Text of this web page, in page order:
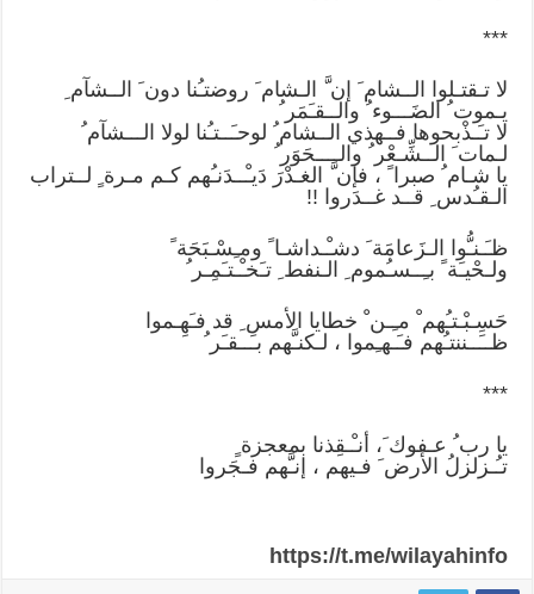
***
لا تـقتـلوا الــشام َ إن َّ الـشام َ روضتـُنا دون َ الــشآم ِ
يـموت ُ الضَـــوء ُ والــقـَمَر ُ
لا تـَـذْبحوها فــهذي الــشام ُ لوحـَــتـُنا لولا الـــشآم ُ
لـمات َ الــشِّـعْر ُ والــــحَوَر ُ
يا شـام ُ صبرا ً ، فإن َّ الغـدْرَ دَيـْــدَنـُهم كـم مـرة ٍ لــتراب
الـقـُدس ِ قــد غــدَروا !!
ظـَـنـُّوا الـزَعامَة َ دشـْـداشـا ً ومـِسْـبَحَة ً
ولـحْيـَة ً بـِــسـُموم ِ الـنفط ِ تـَخـْـتـَمِـر ُ
حَسِـبْـتـُهم ْ مـِـن ْ خطايا الأمس ِ قد فـَهِـموا
ظــَــننتـُهم فـَـهـِموا ، لـكنـَّهم بـَــقـَر ُ
***
يا رب ُ عـفوك َ، أنـْـقِذنا بمعجزة ٍ
تـُـزلزلُ الأرض َ فـيهم ، إنـَّهم فـجَروا
https://t.me/wilayahinfo